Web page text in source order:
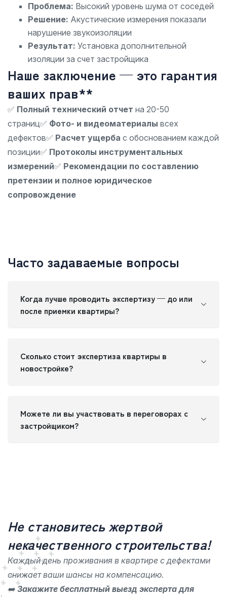
Проблема: Высокий уровень шума от соседей
Решение: Акустические измерения показали
нарушение звукоизоляции
Результат: Установка дополнительной
изоляции за счет застройщика
Наше заключение — это гарантия
ваших прав**
✅ Полный технический отчет на 20-50
страниц✅ Фото- и видеоматериалы всех
дефектов✅ Расчет ущерба с обоснованием каждой
позиции✅ Протоколы инструментальных
измерений✅ Рекомендации по составлению
претензии и полное юридическое
сопровождение
Часто задаваемые вопросы
Когда лучше проводить экспертизу — до или
после приемки квартиры?
Сколько стоит экспертиза квартиры в
новостройке?
Можете ли вы участвовать в переговорах с
застройщиком?
Не становитесь жертвой
некачественного строительства!
Каждый день проживания в квартире с дефектами
снижает ваши шансы на компенсацию.
➡️ Закажите бесплатный выезд эксперта для